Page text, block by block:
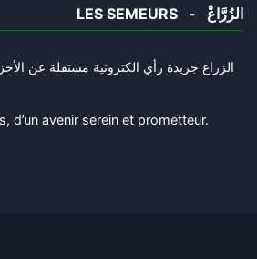
LES SEMEURS - الزُرَّاعْ
الزراع جريدة رأي الكترونية مستقلة عن
d’un avenir serein et prometteur.